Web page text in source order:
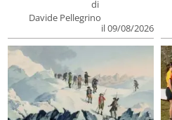
di
Davide Pellegrino
il 09/08/2026